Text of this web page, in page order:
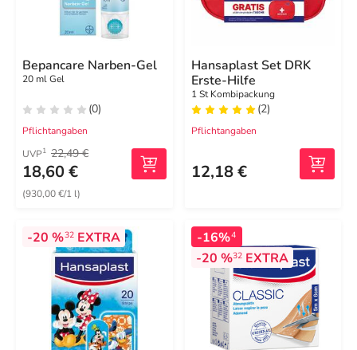
Bepancare Narben-Gel
20 ml Gel
(0)
Pflichtangaben
UVP1 22,49 €
18,60 €
(930,00 €/1 l)
Hansaplast Set DRK
Erste-Hilfe
1 St Kombipackung
(2)
Pflichtangaben
12,18 €
-20 %32EXTRA -16%4
-20 %32 EXTRA